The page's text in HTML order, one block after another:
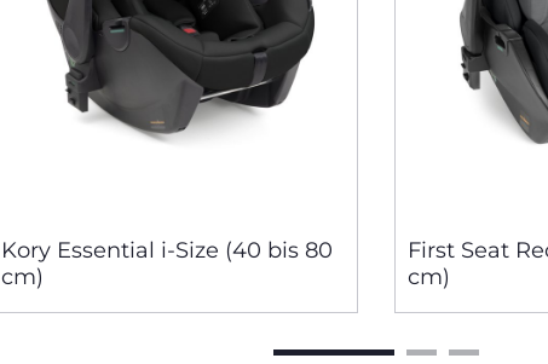
Kory Essential i-Size (40 bis 80
cm)
First Seat
cm)